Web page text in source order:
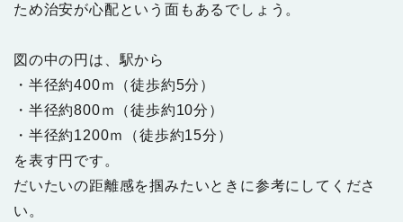
ため治安が心配という面もあるでしょう。
図の中の円は、駅から
・半径約400ｍ（徒歩約5分）
・半径約800ｍ（徒歩約10分）
・半径約1200ｍ（徒歩約15分）
を表す円です。
だいたいの距離感を掴みたいときに参考にしてくださ
い。